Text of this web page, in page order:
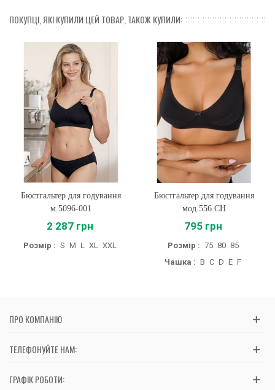
ПОКУПЦІ, ЯКІ КУПИЛИ ЦЕЙ ТОВАР, ТАКОЖ КУПИЛИ:
Бюстгальтер для годування
м.5096-001
2 287 грн
Розмір : S M L XL XXL
Бюстгальтер для годування
мод.556 CH
795 грн
Розмір : 75 80 85
Чашка : B C D E F
ПРО КОМПАНІЮ
ТЕЛЕФОНУЙТЕ НАМ:
ГРАФІК РОБОТИ: